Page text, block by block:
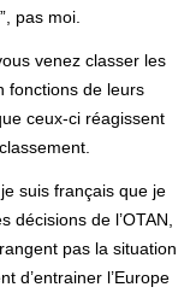
pas moi.
venez classer les
fonctions de leurs
ceux-ci réagissent
suis français que je
décisions de l’OTAN,
pas la situation
d’entrainer l’Europe